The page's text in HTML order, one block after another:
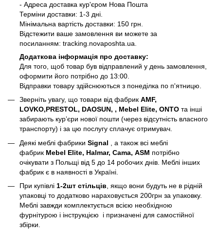
- Адреса доставка кур'єром Нова Пошта
Терміни доставки: 1-3 дні.
Мінімальна вартість доставки: 150 грн.
Відстежити ваше замовлення ви можете за
посиланням: tracking.novaposhta.ua.
Додаткова інформація про доставку:
Для того, щоб товар був відправлений у день замовлення,
оформити його потрібно до 13:00.
Відправки товару здійснюються з понеділка по п'ятницю.
Зверніть увагу, що товари від фабрик AMF,
LOVKO,PRESTOL, DAOSUN, , Mebel Elite, ONTO та інші
забирають курʼєри нової пошти (через відсутність власного
транспорту) і за цю послугу сплачує отримувач.
Деякі меблі фабрики Signal , а також всі меблі
фабрик Mebel Elite, Halmar, Cama, ASM потрібно
очікувати з Польщі від 5 до 14 робочих днів. Меблі інших
фабрик є в наявності в Україні.
При купівлі 1-2шт стільців , якщо вони будуть не в рідній
упаковці то додатково нараховується 200грн за упаковку.
Меблі завжди комплектується всією необхідною
фурнітурою і інструкцією і призначені для самостійної
збірки.